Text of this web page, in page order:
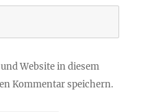
Website in diesem
Kommentar speichern.